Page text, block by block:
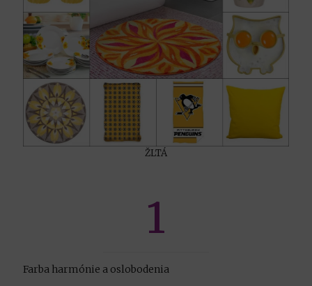
ŽLTÁ
1
Farba harmónie a oslobodenia